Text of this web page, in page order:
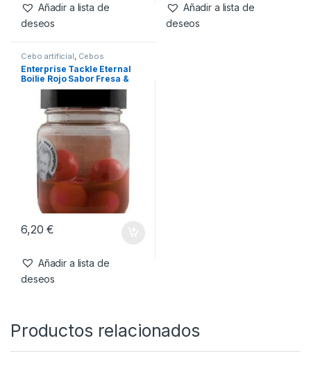
Añadir a lista de
deseos
Añadir a lista de
deseos
Cebo artificial, Cebos
Enterprise Tackle Eternal
Boilie Rojo Sabor Fresa &
6,20€
Añadir a lista de
deseos
Productos relacionados